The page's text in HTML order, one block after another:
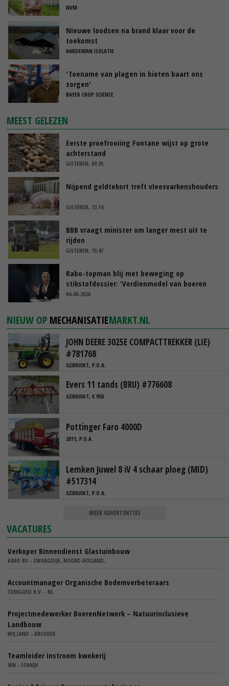
NVM
Nieuwe loodsen na brand klaar voor de
toekomst
HARDEMAN ISOLATIE
'Toename van plagen in bieten baart ons
zorgen'
BAYER CROP SCIENCE
MEEST GELEZEN
Eerste proefrooiing Fontane wijst op grote
achterstand
GISTEREN, 09:35
Nijpend geldtekort treft vleesvarkenshouders
GISTEREN, 13:14
BBB vraagt minister om langer mest uit te
rijden
GISTEREN, 15:47
Rabo-topman blij met beweging op
stikstofdossier: ‘Verdienmodel van boeren
blijft cruciaal’
04-08-2026
NIEUW OP MECHANISATIEMARKT.NL
JOHN DEERE 3025E COMPACTTREKKER (LIE)
#781768
GEBRUIKT, P.O.A.
Evers 11 tands (BRU) #776608
GEBRUIKT, € 950
Pottinger Faro 4000D
2011, P.O.A.
Lemken Juwel 8 iV 4 schaar ploeg (MID)
#517314
GEBRUIKT, P.O.A.
MEER ADVERTENTIES
VACATURES
Verkoper Binnendienst Glastuinbouw
KARO BV - ZWAAGDIJK, NOORD-HOLLAND,
Accountmanager Organische Bodemverbeteraars
COMGOED B.V. - NL
Projectmedewerker BoerenNetwerk – Natuurinclusieve
Landbouw
WIJ.LAND - ABCOUDE
Teamleider instroom kwekerij
IBN - SCHAIJK